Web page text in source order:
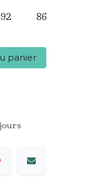
92 86
panier